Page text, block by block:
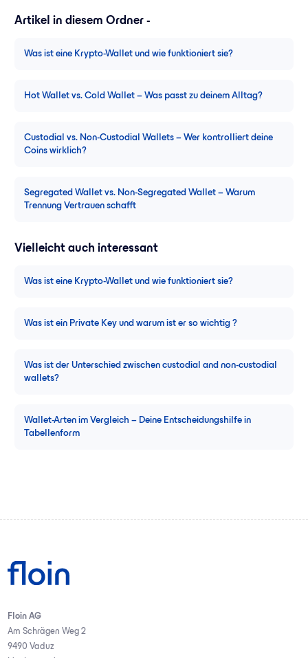
Artikel in diesem Ordner -
Was ist eine Krypto-Wallet und wie funktioniert sie?
Hot Wallet vs. Cold Wallet – Was passt zu deinem Alltag?
Custodial vs. Non-Custodial Wallets – Wer kontrolliert deine
Coins wirklich?
Segregated Wallet vs. Non-Segregated Wallet – Warum
Trennung Vertrauen schafft
Vielleicht auch interessant
Was ist eine Krypto-Wallet und wie funktioniert sie?
Was ist ein Private Key und warum ist er so wichtig ?
Was ist der Unterschied zwischen custodial and non-custodial
wallets?
Wallet-Arten im Vergleich – Deine Entscheidungshilfe in
Tabellenform
Floin AG
Am Schrägen Weg 2
9490 Vaduz